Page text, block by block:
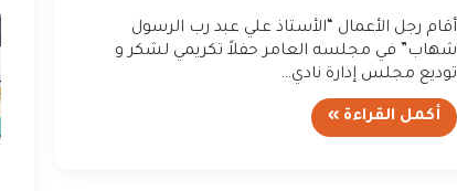
أقام رجل الأعمال “الأستاذ علي عبد رب الرسول
شهاب” في مجلسه العامر حفلاً تكريمي لشكر و
توديع مجلس إدارة نادي…
أكمل القراءة »